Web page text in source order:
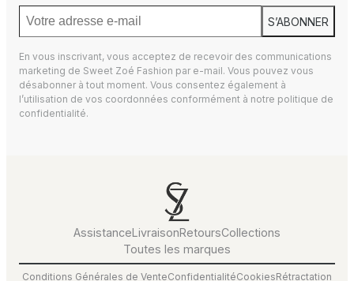
S’ABONNER
En vous inscrivant, vous acceptez de recevoir des communications
marketing de Sweet Zoé Fashion par e-mail. Vous pouvez vous
désabonner à tout moment. Vous consentez également à
l’utilisation de vos coordonnées conformément à notre politique de
confidentialité.
AssistanceLivraisonRetoursCollections
Toutes les marques
Conditions Générales de VenteConfidentialitéCookiesRétractation